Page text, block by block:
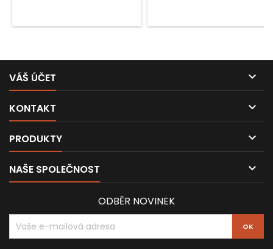
VÁŠ ÚČET 
KONTAKT 
PRODUKTY 
NAŠE SPOLEČNOST 
ODBĚR NOVINEK